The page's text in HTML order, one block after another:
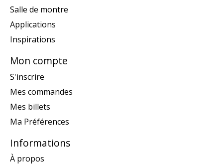
Salle de montre
Applications
Inspirations
Mon compte
S'inscrire
Mes commandes
Mes billets
Ma Préférences
Informations
À propos